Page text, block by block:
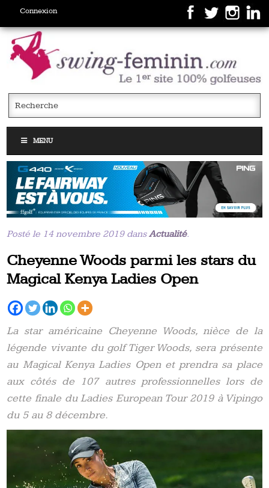
Connexion
MENU
Posté le 14 novembre 2019 dansActualité.
Cheyenne Woods parmi les stars du
Magical Kenya Ladies Open
La star américaine Cheyenne Woods, nièce de la
légende vivante du golf Tiger Woods, sera présente
au Magical Kenya Ladies Open et prendra sa place
aux côtés de 107 autres professionnelles lors de
cette finale du Ladies European Tour 2019 à Vipingo
du 5 au 8 décembre.